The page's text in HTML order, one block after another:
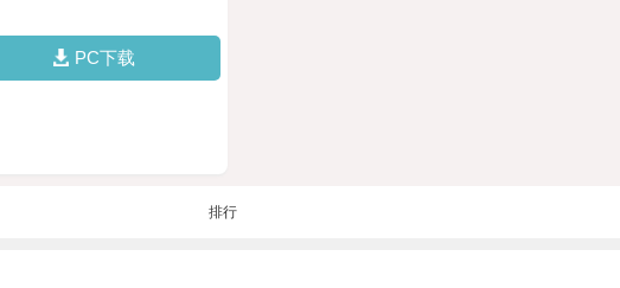
PC下载
排行